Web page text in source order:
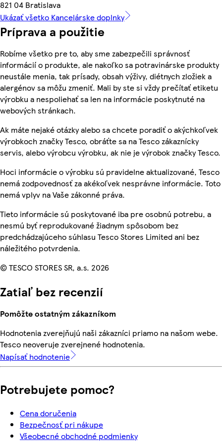
821 04 Bratislava
Ukázať všetko Kancelárske doplnky
Príprava a použitie
Robíme všetko pre to, aby sme zabezpečili správnosť
informácií o produkte, ale nakoľko sa potravinárske produkty
neustále menia, tak prísady, obsah výživy, diétnych zložiek a
alergénov sa môžu zmeniť. Mali by ste si vždy prečítať etiketu
výrobku a nespoliehať sa len na informácie poskytnuté na
webových stránkach.
Ak máte nejaké otázky alebo sa chcete poradiť o akýchkoľvek
výrobkoch značky Tesco, obráťte sa na Tesco zákaznícky
servis, alebo výrobcu výrobku, ak nie je výrobok značky Tesco.
Hoci informácie o výrobku sú pravidelne aktualizované, Tesco
nemá zodpovednosť za akékoľvek nesprávne informácie. Toto
nemá vplyv na Vaše zákonné práva.
Tieto informácie sú poskytované iba pre osobnú potrebu, a
nesmú byť reprodukované žiadnym spôsobom bez
predchádzajúceho súhlasu Tesco Stores Limited ani bez
náležitého potvrdenia.
© TESCO STORES SR, a.s. 2026
Zatiaľ bez recenzií
Pomôžte ostatným zákazníkom
Hodnotenia zverejňujú naši zákazníci priamo na našom webe.
Tesco neoveruje zverejnené hodnotenia.
Napísať hodnotenie
Potrebujete pomoc?
Cena doručenia
Bezpečnosť pri nákupe
Všeobecné obchodné podmienky